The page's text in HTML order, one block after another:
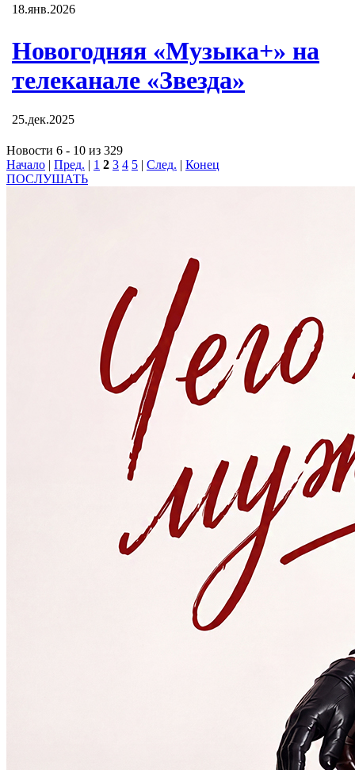
18.янв.2026
Новогодняя «Музыка+» на
телеканале «Звезда»
25.дек.2025
Новости 6 - 10 из 329
Начало | Пред. | 1 2 3 4 5 | След. | Конец
ПОСЛУШАТЬ